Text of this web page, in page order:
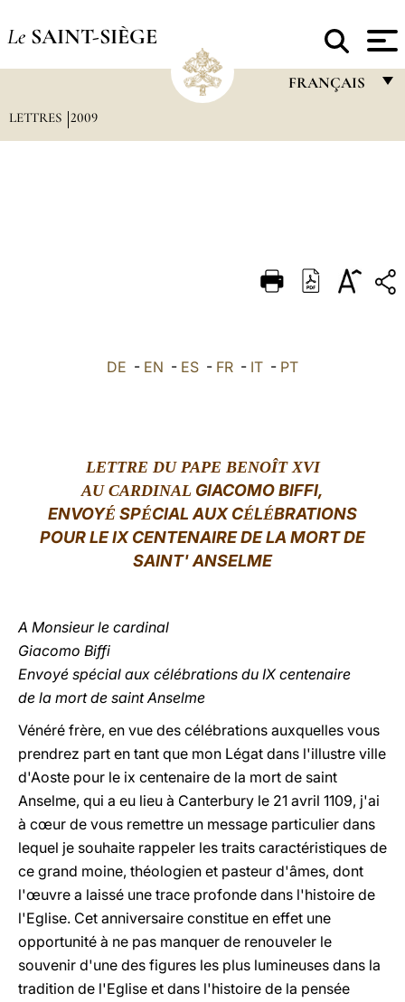
Le SAINT-SIÈGE
FRANÇAIS
DEUTSCH
العربيّة
LETTRES 2009
DE - EN - ES - FR - IT - PT
LETTRE DU PAPE BENOÎT XVI
AU CARDINAL GIACOMO BIFFI,
ENVOYÉ SPÉCIAL AUX CÉLÉBRATIONS
POUR LE IX CENTENAIRE DE LA MORT DE
SAINT' ANSELME
A Monsieur le cardinal
Giacomo Biffi
Envoyé spécial aux célébrations du IX centenaire
de la mort de saint Anselme
Vénéré frère, en vue des célébrations auxquelles vous
prendrez part en tant que mon Légat dans l'illustre ville
d'Aoste pour le ix centenaire de la mort de saint
Anselme, qui a eu lieu à Canterbury le 21 avril 1109, j'ai
à cœur de vous remettre un message particulier dans
lequel je souhaite rappeler les traits caractéristiques de
ce grand moine, théologien et pasteur d'âmes, dont
l'œuvre a laissé une trace profonde dans l'histoire de
l'Eglise. Cet anniversaire constitue en effet une
opportunité à ne pas manquer de renouveler le
souvenir d'une des figures les plus lumineuses dans la
tradition de l'Eglise et dans l'histoire de la pensée